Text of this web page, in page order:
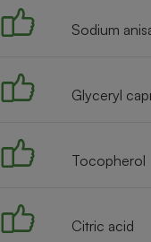
Sodium
Glyceryl
Tocopherol
Citric acid